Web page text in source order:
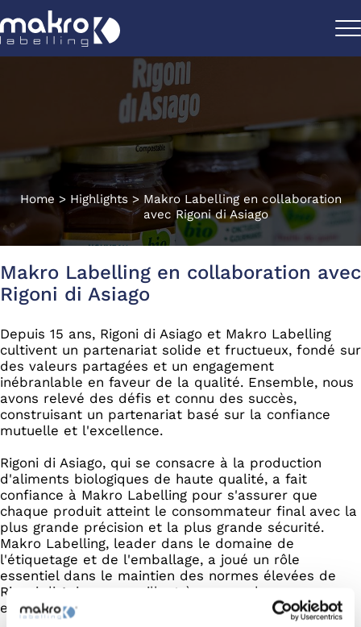
Home > Highlights > Makro Labelling en collaboration
avec Rigoni di Asiago
Makro Labelling en collaboration avec
Rigoni di Asiago
Depuis 15 ans, Rigoni di Asiago et Makro Labelling
cultivent un partenariat solide et fructueux, fondé sur
des valeurs partagées et un engagement
inébranlable en faveur de la qualité. Ensemble, nous
avons relevé des défis et connu des succès,
construisant un partenariat basé sur la confiance
mutuelle et l'excellence.
Rigoni di Asiago, qui se consacre à la production
d'aliments biologiques de haute qualité, a fait
confiance à Makro Labelling pour s'assurer que
chaque produit atteint le consommateur final avec la
plus grande précision et la plus grande sécurité.
Makro Labelling, leader dans le domaine de
l'étiquetage et de l'emballage, a joué un rôle
essentiel dans le maintien des normes élevées de
Rigoni di Asiago, en veillant à ce que chaque
emballage reflète l'excellence de son contenu.